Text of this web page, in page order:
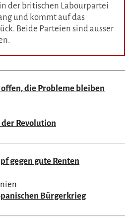
der britischen Labourpartei
und kommt auf das
Beide Parteien sind ausser
die Probleme bleiben
der Revolution
gegen gute Renten
Bürgerkrieg